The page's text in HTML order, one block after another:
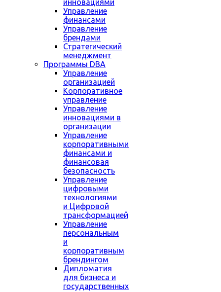
инновациями
Управление
финансами
Управление
брендами
Стратегический
менеджмент
Программы DBA
Управление
организацией
Корпоративное
управление
Управление
инновациями в
организации
Управление
корпоративными
финансами и
финансовая
безопасность
Управление
цифровыми
технологиями
и Цифровой
трансформацией
Управление
персональным
и
корпоративным
брендингом
Дипломатия
для бизнеса и
государственных